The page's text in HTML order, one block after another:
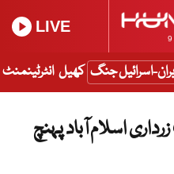
9
LIVE
اسرائیل جنگ کھیل انٹرٹینمنٹ
اسلام آباد پہنچ